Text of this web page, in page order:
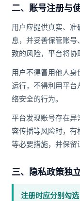
二、账号注册与
用户应提供真实、
息，并妥善保管账
致的风险，平台将协
用户不得冒用他人
运行，不得利用平台
络安全的行为。
平台发现账号存在异
容传播等风险时，
等必要措施，并保留
三、隐私政策独
注册时应分别勾